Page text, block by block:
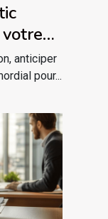
?anticiper
pour...